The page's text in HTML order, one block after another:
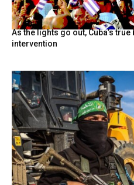
As the lights go out, Cuba’s
intervention